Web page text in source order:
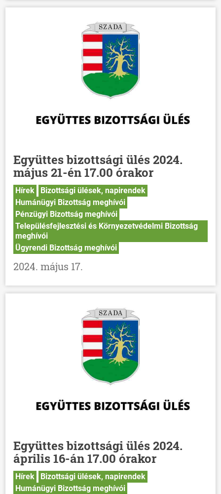
Együttes bizottsági ülés 2024.
május 21-én 17.00 órakor
Hírek
Bizottsági ülések, napirendek
Humánügyi Bizottság meghívói
Pénzügyi Bizottság meghívói
Településfejlesztési és Környezetvédelmi Bizottság
meghívói
Ügyrendi Bizottság meghívói
2024. május 17.
Együttes bizottsági ülés 2024.
április 16-án 17.00 órakor
Hírek
Bizottsági ülések, napirendek
Humánügyi Bizottság meghívói